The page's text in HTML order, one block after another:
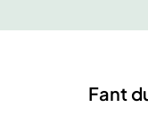
Fant